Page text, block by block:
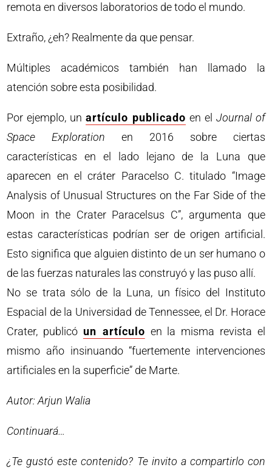
remota en diversos laboratorios de todo el mundo.
Extraño, ¿eh? Realmente da que pensar.
Múltiples académicos también han llamado la
atención sobre esta posibilidad.
Por ejemplo, unartículo publicado en el Journal of
Space Exploration en 2016 sobre ciertas
características en el lado lejano de la Luna que
aparecen en el cráter Paracelso C. titulado “Image
Analysis of Unusual Structures on the Far Side of the
Moon in the Crater Paracelsus C”, argumenta que
estas características podrían ser de origen artificial.
Esto significa que alguien distinto de un ser humano o
de las fuerzas naturales las construyó y las puso allí.
No se trata sólo de la Luna, un físico del Instituto
Espacial de la Universidad de Tennessee, el Dr. Horace
Crater, publicó un artículo en la misma revista el
mismo año insinuando “fuertemente intervenciones
artificiales en la superficie” de Marte.
Autor: Arjun Walia
Continuará…
¿Te gustó este contenido? Te invito a compartirlo con